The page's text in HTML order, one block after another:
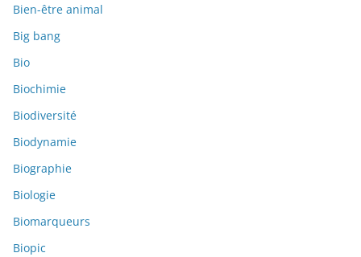
Bien-être animal
Big bang
Bio
Biochimie
Biodiversité
Biodynamie
Biographie
Biologie
Biomarqueurs
Biopic